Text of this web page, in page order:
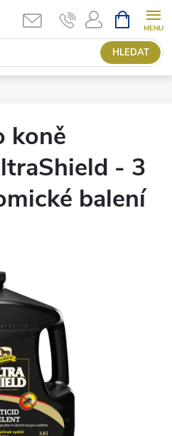
HLEDAT
NÁKUPNÍ
KOŠÍK
koně
- 3
balení